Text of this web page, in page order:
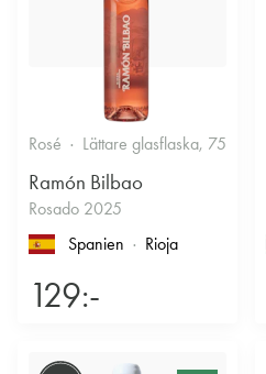
Rosé Lättare glasflaska, 750ml
Ramón Bilbao
Rosado 2025
Spanien
Rioja
129:-